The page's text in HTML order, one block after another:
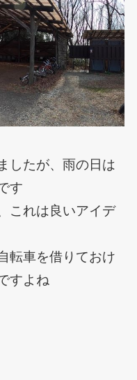
したが、雨の日は
す
これは良いアイデ
転車を借りておけ
すよね